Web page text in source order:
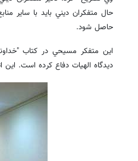
حال متفكران ديني بايد با ساير
حاصل شود.
اين متفكر مسيحي در كتاب
ديدگاه الهيات دفاع كرده است. اين اثر همچنين در سال 1996 برنده